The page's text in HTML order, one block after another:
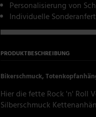
Personalisierung von
Individuelle
PRODUKTBESCHREIBUNG
Bikerschmuck,
Hier die fette Rock 'n' Roll
Silberschmuck